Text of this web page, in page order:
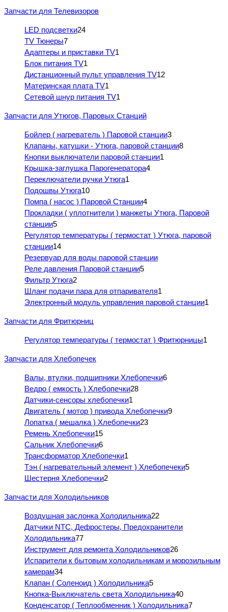
Запчасти для Телевизоров
LED подсветки24
TV Тюнеры7
Адаптеры и приставки TV1
Блок питания TV1
Дистанционный пульт управления TV12
Материнская плата TV1
Сетевой шнур питания TV1
Запчасти для Утюгов, Паровых Станций
Бойлер ( нагреватель ) Паровой станции3
Клапаны, катушки - Утюга, паровой станции8
Кнопки выключатели паровой станции1
Крышка-заглушка Парогенератора4
Переключатели ручки Утюга1
Подошвы Утюга10
Помпа ( насос ) Паровой Станции4
Прокладки ( уплотнители ) манжеты Утюга, Паровой
станции5
Регулятор температуры ( термостат ) Утюга, паровой
станции14
Резервуар для воды паровой станции
Реле давления Паровой станции5
Фильтр Утюга2
Шланг подачи пара для отпаривателя1
Электронный модуль управления паровой станции1
Запчасти для Фритюрниц
Регулятор температуры ( термостат ) Фритюрницы1
Запчасти для Хлебопечек
Валы, втулки, подшипники Хлебопечки6
Ведро ( емкость ) Хлебопечки28
Датчики-сенсоры хлебопечки1
Двигатель ( мотор ) привода Хлебопечки9
Лопатка ( мешалка ) Хлебопечки23
Ремень Хлебопечки15
Сальник Хлебопечки6
Трансформатор Хлебопечки1
Тэн ( нагревательный элемент ) Хлебопечеки5
Шестерня Хлебопечки2
Запчасти для Холодильников
Воздушная заслонка Холодильника22
Датчики NTC, Дефростеры, Предохранители
Холодильника77
Инструмент для ремонта Холодильников26
Испарители к бытовым холодильникам и морозильным
камерам34
Клапан ( Соленоид ) Холодильника5
Кнопка-Выключатель света Холодильника40
Конденсатор ( Теплообменник ) Холодильника7